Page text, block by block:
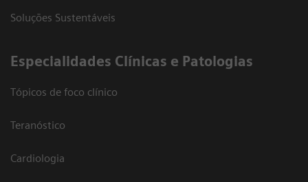
Soluções Sustentáveis
​Especialidades Clínicas e Patologias
Tópicos de foco clínico
Teranóstico
Cardiologia